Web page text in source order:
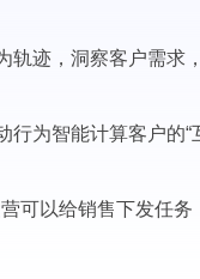
轨迹，洞察客户需求
行为智能计算客户的“
可以给销售下发任务